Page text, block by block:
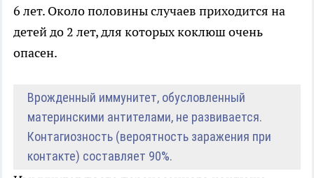
6 лет. Около половины случаев приходится на
детей до 2 лет, для которых коклюш очень
опасен.
Врожденный иммунитет, обусловленный
материнскими антителами, не развивается.
Контагиозность (вероятность заражения при
контакте) составляет 90%.